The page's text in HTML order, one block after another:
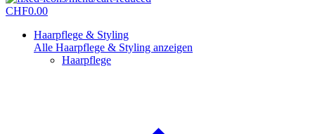
CHF0.00
Haarpflege & Styling
Alle Haarpflege & Styling anzeigen
Haarpflege